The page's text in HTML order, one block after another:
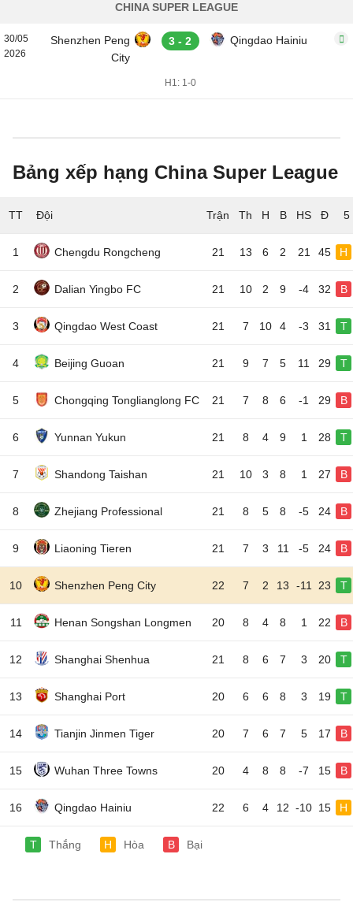
CHINA SUPER LEAGUE
30/05
2026
Shenzhen Peng
City
3 - 2 Qingdao Hainiu
H1: 1-0
Bảng xếp hạng China Super League
TT Đội 5
1 Chengdu Rongcheng 21 13 6 2 21 45 H
2 Dalian Yingbo FC 21 10 2 9 -4 32 B
3 Qingdao West Coast 21 7 10 4 -3 31 T
4 Beijing Guoan 21 9 7 5 11 29 T
5 Chongqing Tonglianglong FC 21 7 8 6 -1 29 B
6 Yunnan Yukun 21 8 4 9 1 28 T
7 Shandong Taishan 21 10 3 8 1 27 B
8 Zhejiang Professional 21 8 5 8 -5 24 B
9 Liaoning Tieren 21 7 3 11 -5 24 B
10 Shenzhen Peng City 22 7 2 13 -11 23 T
11 Henan Songshan Longmen 20 8 4 8 1 22 B
12 Shanghai Shenhua 21 8 6 7 3 20 T
13 Shanghai Port 20 6 6 8 3 19 T
14 Tianjin Jinmen Tiger 20 7 6 7 5 17 B
15 Wuhan Three Towns 20 4 8 8 -7 15 B
16 Qingdao Hainiu 22 6 4 12 -10 15 H
T Thắng H Hòa B Bại